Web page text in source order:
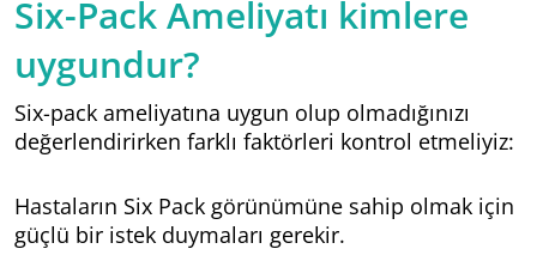
Six-Pack Ameliyatı kimlere
uygundur?
Six-pack ameliyatına uygun olup olmadığınızı
değerlendirirken farklı faktörleri kontrol etmeliyiz:
Hastaların Six Pack görünümüne sahip olmak için
güçlü bir istek duymaları gerekir.